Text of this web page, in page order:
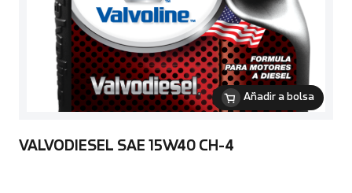
Añadir a bolsa
VALVODIESEL SAE 15W40 CH-4